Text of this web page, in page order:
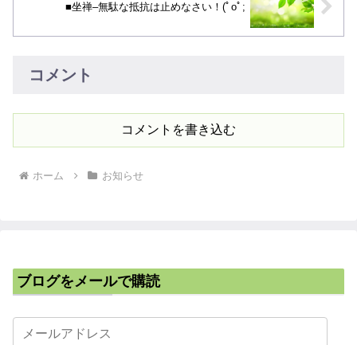
■坐禅–無駄な抵抗は止めなさい！(ﾟoﾟ;
コメント
コメントを書き込む
ホーム お知らせ
ブログをメールで購読